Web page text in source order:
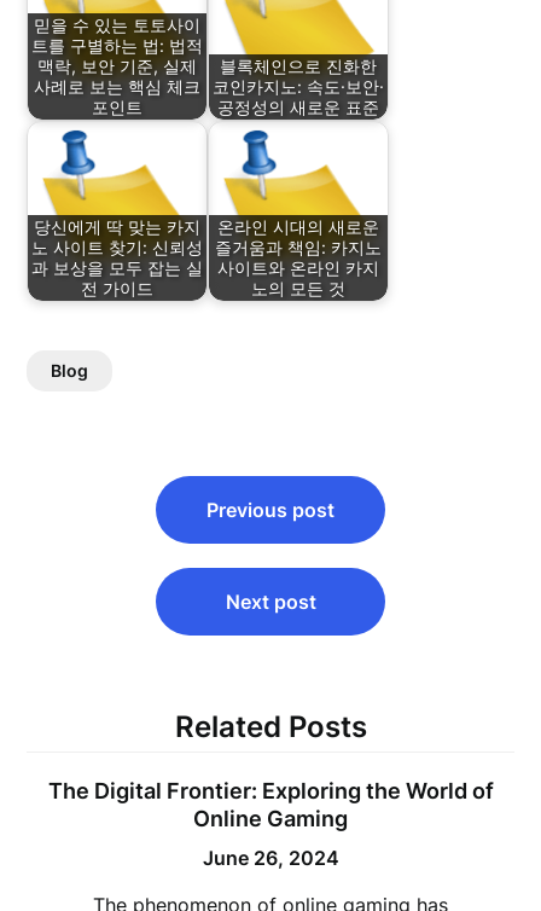
믿을 수 있는 토토사이
트를 구별하는 법: 법적
맥락, 보안 기준, 실제
사례로 보는 핵심 체크
포인트
블록체인으로 진화한
코인카지노: 속도·보안·
공정성의 새로운 표준
당신에게 딱 맞는 카지
노 사이트 찾기: 신뢰성
과 보상을 모두 잡는 실
전 가이드
온라인 시대의 새로운
즐거움과 책임: 카지노
사이트와 온라인 카지
노의 모든 것
Blog
navigation
Previous post
Next post
Related Posts
The Digital Frontier: Exploring the World of
Online Gaming
June 26, 2024
The phenomenon of online gaming has